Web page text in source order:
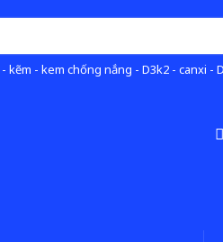
- kem chống nắng - D3k2 - canxi -